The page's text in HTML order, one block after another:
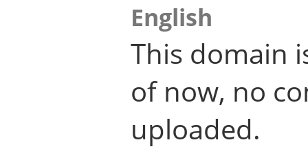
English
This domain
of now, no
uploaded.